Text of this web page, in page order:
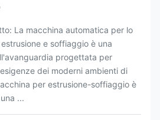
La macchina automatica per lo
e soffiaggio è una
progettata per
dei moderni ambienti di
per estrusione-soffiaggio è
...